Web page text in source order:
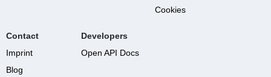
Cookies
Contact
Imprint
Blog
Developers
Open API Docs